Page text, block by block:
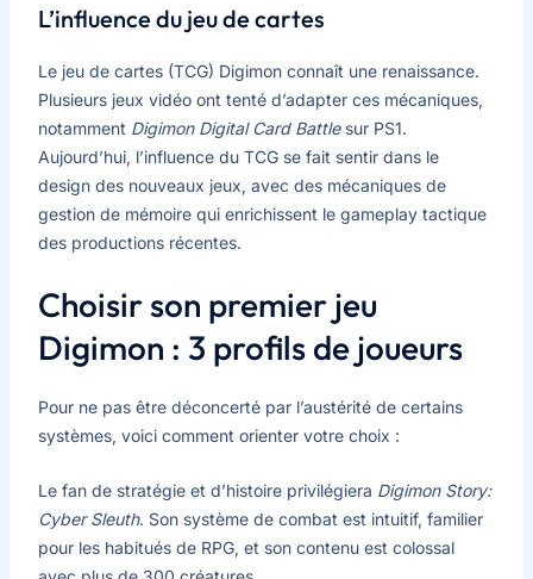
L’influence du jeu de cartes
Le jeu de cartes (TCG) Digimon connaît une renaissance.
Plusieurs jeux vidéo ont tenté d’adapter ces mécaniques,
notamment Digimon Digital Card Battlesur PS1.
Aujourd’hui, l’influence du TCG se fait sentir dans le
design des nouveaux jeux, avec des mécaniques de
gestion de mémoire qui enrichissent le gameplay tactique
des productions récentes.
Choisir son premier jeu
Digimon : 3 profils de joueurs
Pour ne pas être déconcerté par l’austérité de certains
systèmes, voici comment orienter votre choix :
Le fan de stratégie et d’histoire privilégiera Digimon Story:
Cyber Sleuth. Son système de combat est intuitif, familier
pour les habitués de RPG, et son contenu est colossal